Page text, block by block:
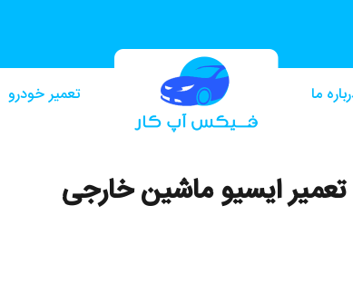
ما تعمیر خودرو
تعمیر ایسیو ماشین خارجی